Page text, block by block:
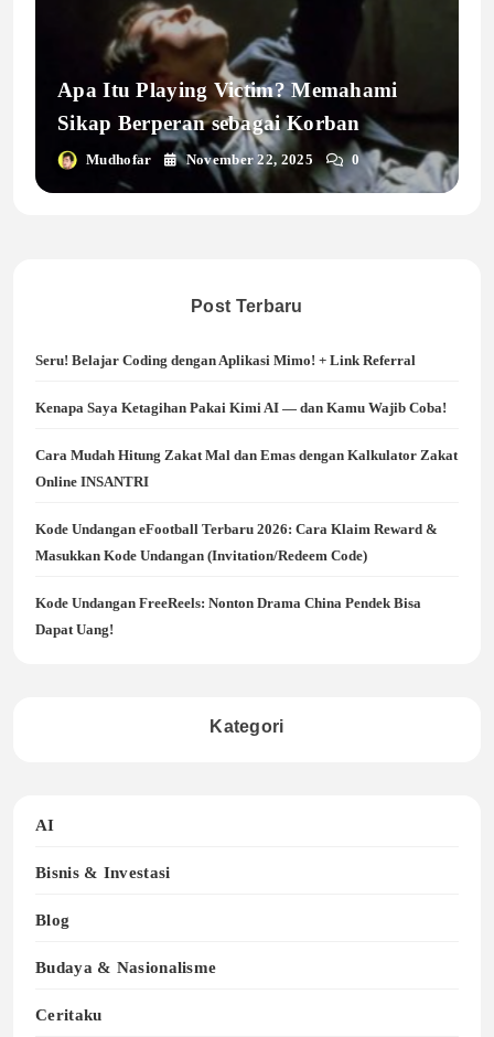
Apa Itu Playing Victim? Memahami
Sikap Berperan sebagai Korban
Mudhofar November 22, 2025 0
Post Terbaru
Seru! Belajar Coding dengan Aplikasi Mimo! + Link Referral
Kenapa Saya Ketagihan Pakai Kimi AI — dan Kamu Wajib Coba!
Cara Mudah Hitung Zakat Mal dan Emas dengan Kalkulator Zakat
Online INSANTRI
Kode Undangan eFootball Terbaru 2026: Cara Klaim Reward &
Masukkan Kode Undangan (Invitation/Redeem Code)
Kode Undangan FreeReels: Nonton Drama China Pendek Bisa
Dapat Uang!
Kategori
AI
Bisnis & Investasi
Blog
Budaya & Nasionalisme
Ceritaku